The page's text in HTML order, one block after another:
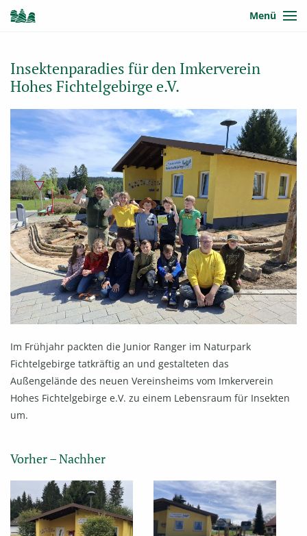
Menü
Insektenparadies für den Imkerverein
Hohes Fichtelgebirge e.V.
Im Frühjahr packten die Junior Ranger im Naturpark
Fichtelgebirge tatkräftig an und gestalteten das
Außengelände des neuen Vereinsheims vom Imkerverein
Hohes Fichtelgebirge e.V. zu einem Lebensraum für Insekten
um.
Vorher – Nachher